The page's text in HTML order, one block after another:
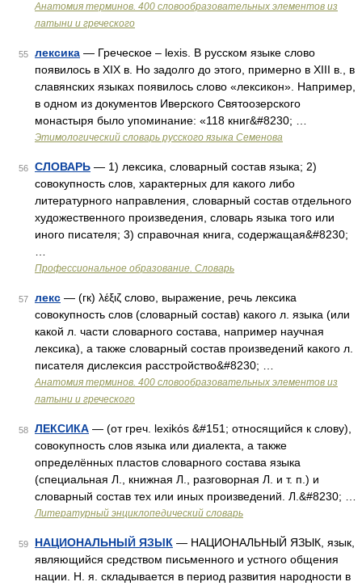
Анатомия терминов. 400 словообразовательных элементов из
латыни и греческого
55 лексика — Греческое – lexis. В русском языке слово
появилось в XIX в. Но задолго до этого, примерно в XIII в., в
славянских языках появилось слово «лексикон». Например,
в одном из документов Иверского Святоозерского
монастыря было упоминание: «118 книг&#8230; …
Этимологический словарь русского языка Семенова
56 СЛОВАРЬ — 1) лексика, словарный состав языка; 2)
совокупность слов, характерных для какого либо
литературного направления, словарный состав отдельного
художественного произведения, словарь языка того или
иного писателя; 3) справочная книга, содержащая&#8230;
Профессиональное образование. Словарь
57 лекс — (гк) λέξιζ слово, выражение, речь лексика
совокупность слов (словарный состав) какого л. языка (или
какой л. части словарного состава, например научная
лексика), а также словарный состав произведений какого л.
писателя дислексия расстройство&#8230; …
Анатомия терминов. 400 словообразовательных элементов из
латыни и греческого
58 ЛЕКСИКА — (от греч. lexikόs &#151; относящийся к слову),
совокупность слов языка или диалекта, а также
определённых пластов словарного состава языка
(специальная Л., книжная Л., разговорная Л. и т. п.) и
словарный состав тех или иных произведений. Л.&#8230; …
Литературный энциклопедический словарь
59 НАЦИОНАЛЬНЫЙ ЯЗЫК — НАЦИОНАЛЬНЫЙ ЯЗЫК, язык,
являющийся средством письменного и устного общения
нации. Н. я. складывается в период развития народности в